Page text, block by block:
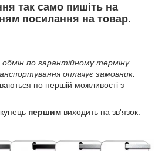
так само пишіть на
посилання на товар.
обмін по гарантійному терміну
оплачує замовник.
по першій можливості з
першим виходить на зв'язок.